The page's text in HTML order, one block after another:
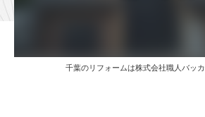
千葉のリフォームは株式会社職人バッカ